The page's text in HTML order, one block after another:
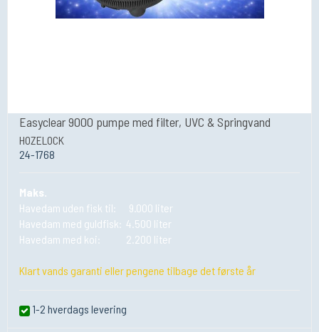
Easyclear 9000 pumpe med filter, UVC & Springvand
HOZELOCK
24-1768
Maks.
Havedam uden fisk til: 9.000 liter
Havedam med guldfisk: 4.500 liter
Havedam med koi: 2.200 liter
Klart vands garanti eller pengene tilbage det første år
1-2 hverdags levering